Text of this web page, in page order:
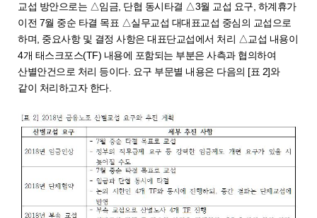
교섭 방안으로는 △임금, 단협 동시타결 △3월 교섭 요구, 하계휴가
이전 7월 중순 타결 목표 △실무교섭 대대표교섭 중심의 교섭으로
하며, 중요사항 및 결정 사항은 대표단교섭에서 처리 △교섭 내용이
4개 태스크포스(TF) 내용에 포함되는 부분은 사측과 협의하여
산별안건으로 처리 등이다. 요구 부문별 내용은 다음의 [표 2]와
같이 처리하고자 한다.